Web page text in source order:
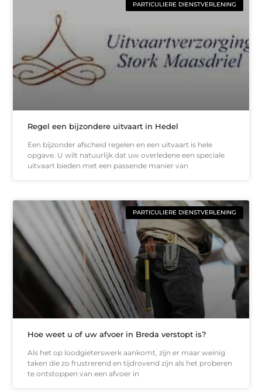
PARTICULIERE DIENSTVERLENING
Regel een bijzondere uitvaart in Hedel
Een bijzonder afscheid regelen en een uitvaart is hele
opgave. U wilt natuurlijk dat uw overledene een speciale
uitvaart bieden met een passende manier van
PARTICULIERE DIENSTVERLENING
Hoe weet u of uw afvoer in Breda verstopt is?
Als het op loodgieterswerk aankomt, zijn er maar weinig
taken die zo frustrerend en tijdrovend zijn als het proberen
te ontstoppen van een afvoer in